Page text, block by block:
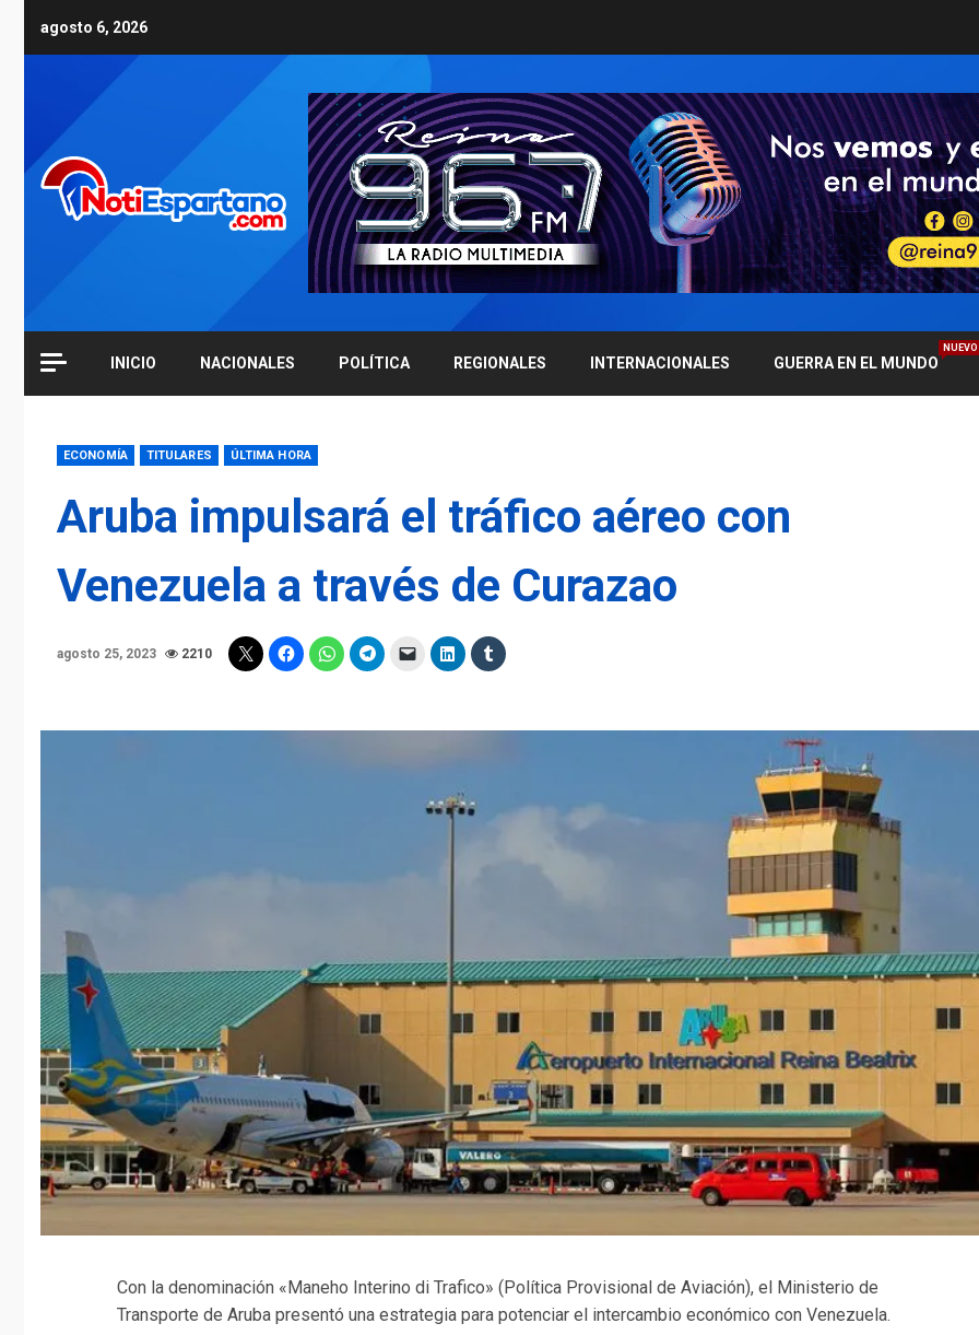
agosto 6, 2026
INICIO NACIONALES POLÍTICA REGIONALES INTERNACIONALES GUERRA EN EL MUNDO
NUEVO
ECONOMÍA TITULARES ÚLTIMA HORA
Aruba impulsará el tráfico aéreo con
Venezuela a través de Curazao
agosto 25, 2023 2210
Con la denominación «Maneho Interino di Trafico» (Política Provisional de Aviación), el Ministerio de
Transporte de Aruba presentó una estrategia para potenciar el intercambio económico con Venezuela.